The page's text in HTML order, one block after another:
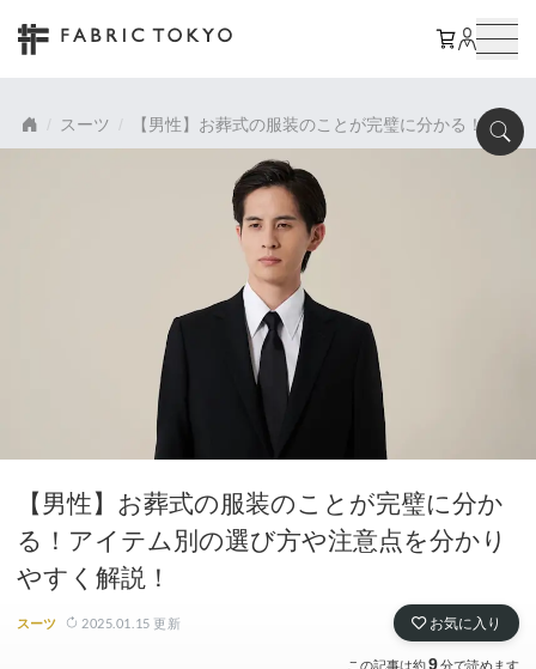
スーツ 【男性】お葬式の服装のことが完璧に分かる！アイ
【男性】お葬式の服装のことが完璧に分か
る！アイテム別の選び方や注意点を分かり
やすく解説！
スーツ 2025.01.15 更新 お気に入り
この記事は約9分で読めます